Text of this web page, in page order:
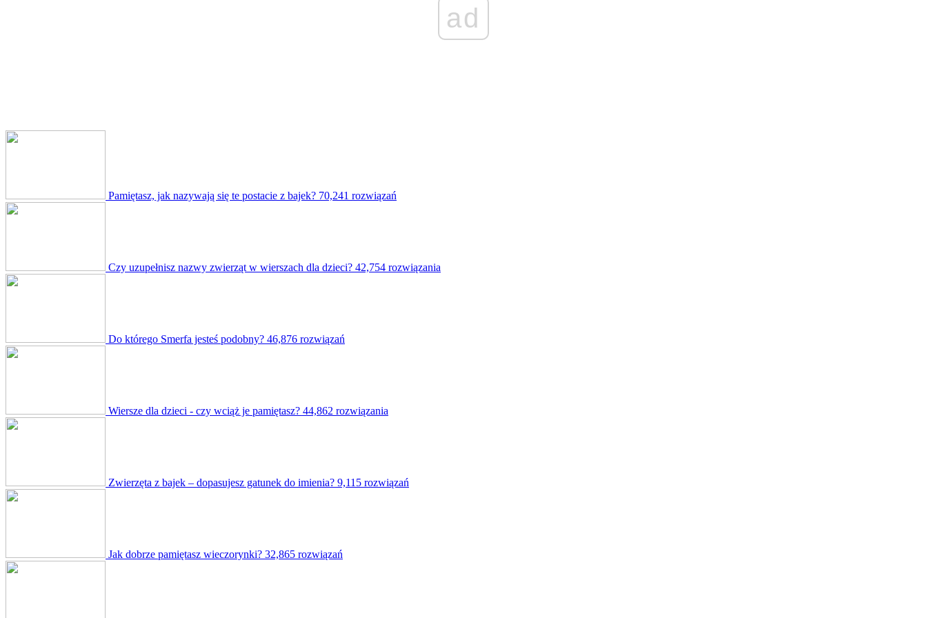
ad
Pamiętasz, jak nazywają się te postacie z bajek? 70,241 rozwiązań
Czy uzupełnisz nazwy zwierząt w wierszach dla dzieci? 42,754 rozwiązania
Do którego Smerfa jesteś podobny? 46,876 rozwiązań
Wiersze dla dzieci - czy wciąż je pamiętasz? 44,862 rozwiązania
Zwierzęta z bajek – dopasujesz gatunek do imienia? 9,115 rozwiązań
Jak dobrze pamiętasz wieczorynki? 32,865 rozwiązań